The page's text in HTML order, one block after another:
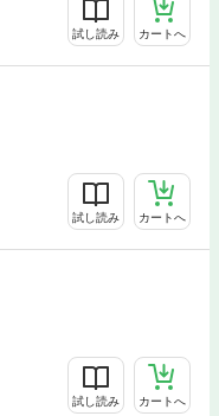
試し読み カートへ
試し読み カートへ
試し読み カートへ